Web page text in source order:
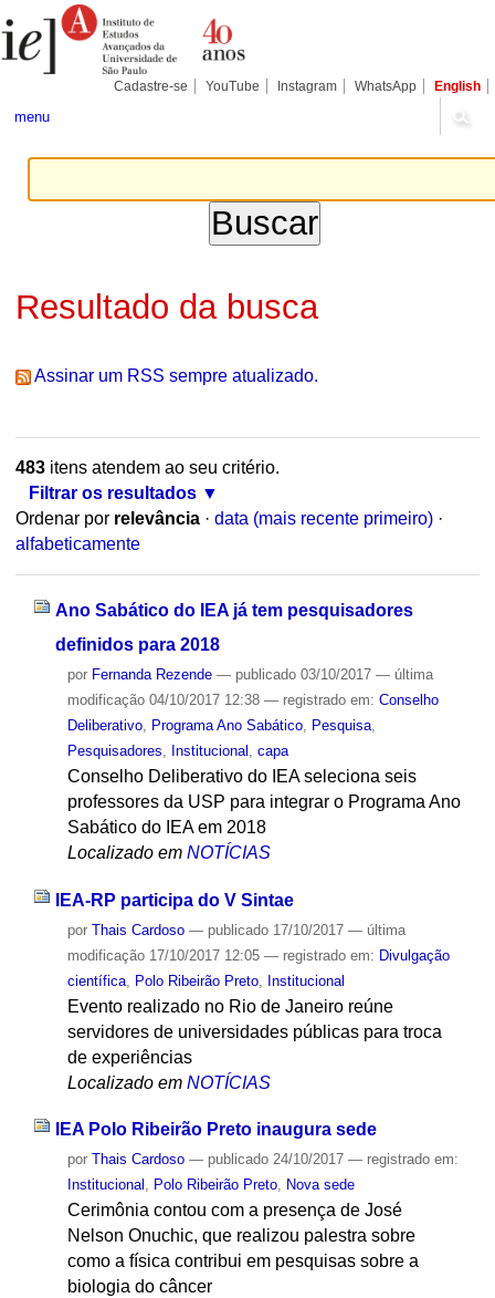
para
conteúdo.
Pessoais
Cadastre-se YouTube Instagram WhatsApp English
menu
Resultado da busca
Assinar um RSS sempre atualizado.
483itens atendem ao seu critério.
Filtrar os resultados
Ordenar por relevância · data (mais recente primeiro) ·
alfabeticamente
Ano Sabático do IEA já tem pesquisadores
definidos para 2018
por Fernanda Rezende — publicado03/10/2017 — última
modificação04/10/2017 12:38 — registrado em: Conselho
Deliberativo, Programa Ano Sabático, Pesquisa,
Pesquisadores
Institucional capa
Conselho Deliberativo do IEA seleciona seis
professores da USP para integrar o Programa Ano
Sabático do IEA em 2018
Localizado em NOTÍCIAS
IEA-RP participa do V Sintae
por Thais Cardoso — publicado17/10/2017 — última
modificação17/10/2017 12:05 — registrado em: Divulgação
científica, Polo Ribeirão Preto, Institucional
Evento realizado no Rio de Janeiro reúne
servidores de universidades públicas para troca
de experiências
Localizado em NOTÍCIAS
IEA Polo Ribeirão Preto inaugura sede
por Thais Cardoso — publicado24/10/2017 — registrado em:
Institucional , Polo Ribeirão Preto, Nova sede
Cerimônia contou com a presença de José
Nelson Onuchic, que realizou palestra sobre
como a física contribui em pesquisas sobre a
biologia do câncer